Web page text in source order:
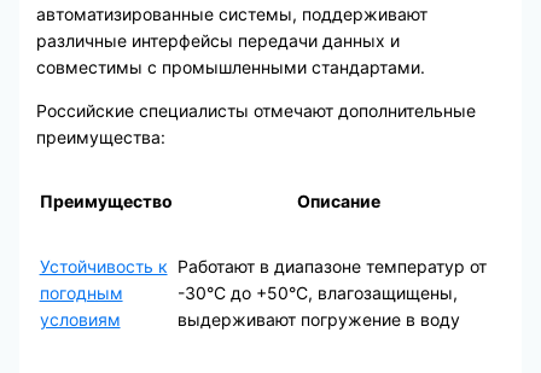
автоматизированные системы, поддерживают
различные интерфейсы передачи данных и
совместимы с промышленными стандартами.
Российские специалисты отмечают дополнительные
преимущества:
Преимущество Описание
Устойчивость к
погодным
условиям
Работают в диапазоне температур от
-30°C до +50°C, влагозащищены,
выдерживают погружение в воду